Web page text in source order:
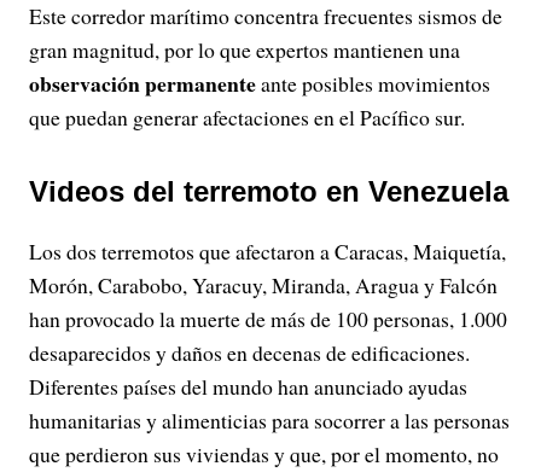
Este corredor marítimo concentra frecuentes sismos de
gran magnitud, por lo que expertos mantienen una
observación permanenteante posibles movimientos
que puedan generar afectaciones en el Pacífico sur.
Videos del terremoto en Venezuela
Los dos terremotos que afectaron a Caracas, Maiquetía,
Morón, Carabobo, Yaracuy, Miranda, Aragua y Falcón
han provocado la muerte de más de 100 personas, 1.000
desaparecidos y daños en decenas de edificaciones.
Diferentes países del mundo han anunciado ayudas
humanitarias y alimenticias para socorrer a las personas
que perdieron sus viviendas y que, por el momento, no